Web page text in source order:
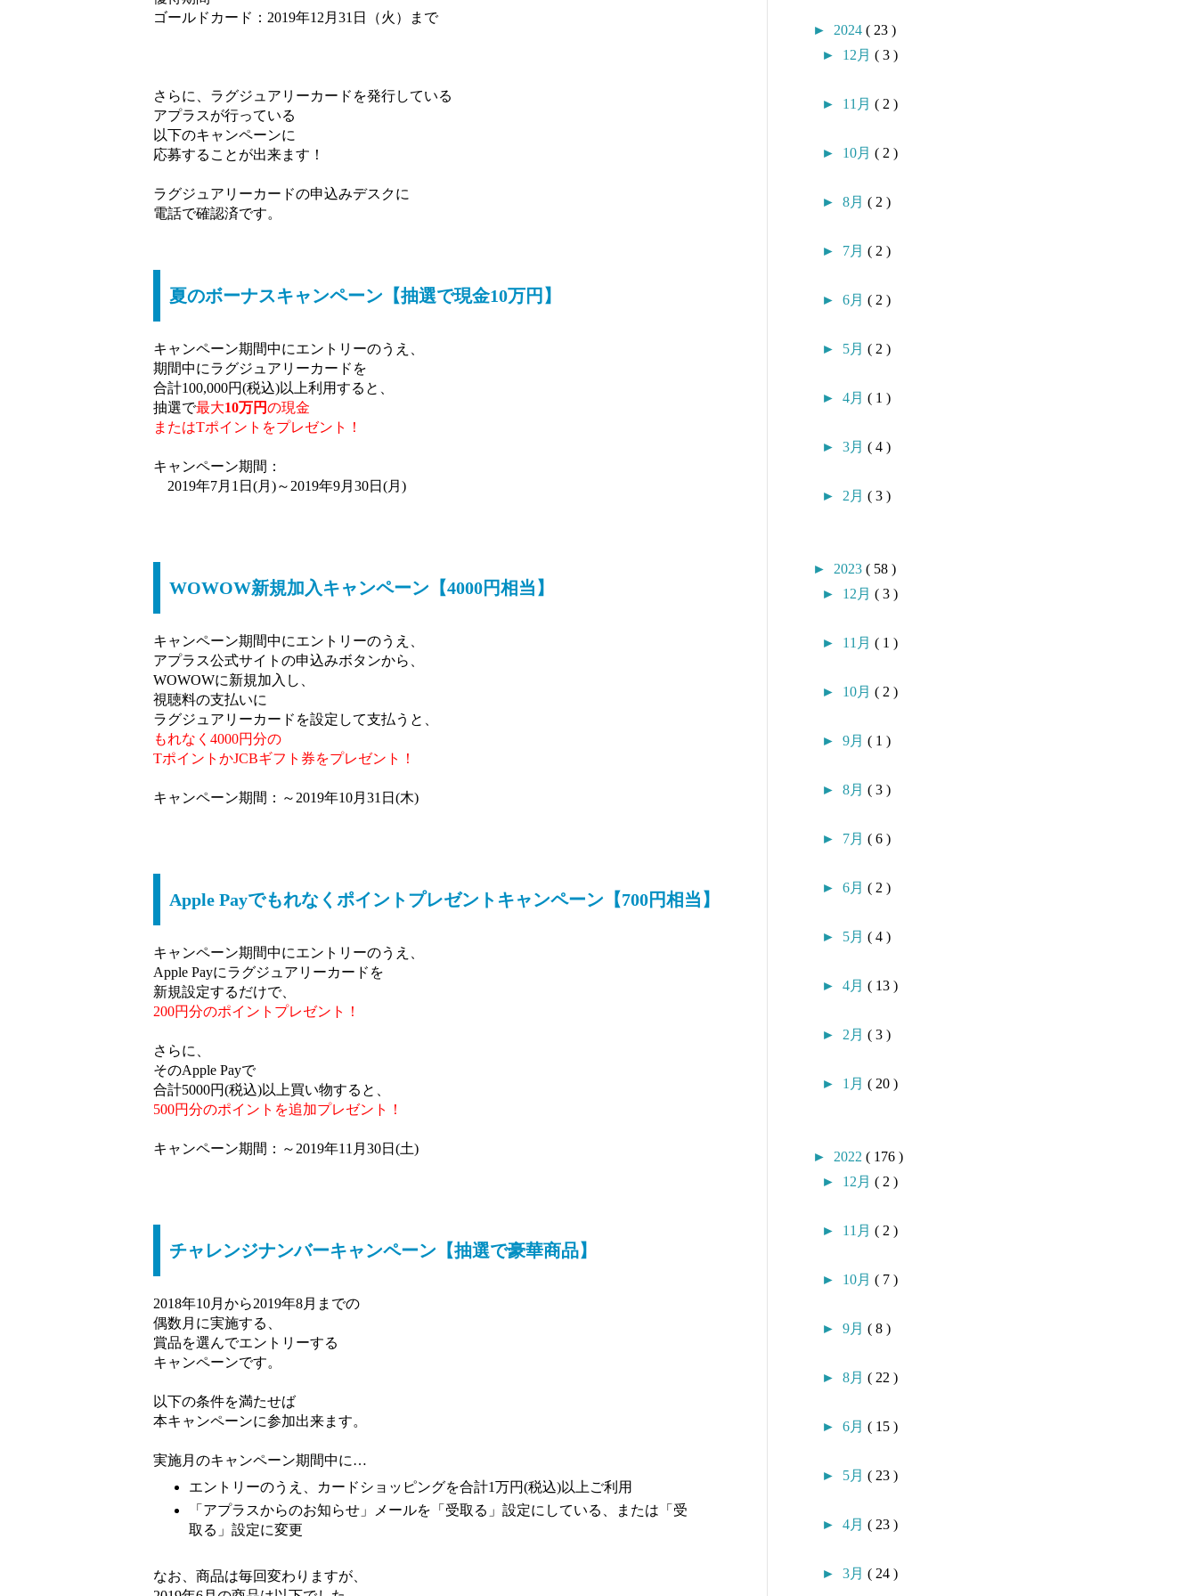
ゴールドカード：2019年12月31日（火）まで
さらに、ラグジュアリーカードを発行している
アプラスが行っている
以下のキャンペーンに
応募することが出来ます！
ラグジュアリーカードの申込みデスクに
電話で確認済です。
夏のボーナスキャンペーン【抽選で現金10万円】
キャンペーン期間中にエントリーのうえ、
期間中にラグジュアリーカードを
合計100,000円(税込)以上利用すると、
抽選で最大10万円の現金
またはTポイントをプレゼント！
キャンペーン期間：
2019年7月1日(月)～2019年9月30日(月)
WOWOW新規加入キャンペーン【4000円相当】
キャンペーン期間中にエントリーのうえ、
アプラス公式サイトの申込みボタンから、
WOWOWに新規加入し、
視聴料の支払いに
ラグジュアリーカードを設定して支払うと、
もれなく4000円分の
TポイントかJCBギフト券をプレゼント！
キャンペーン期間：～2019年10月31日(木)
Apple Payでもれなくポイントプレゼントキャンペーン【700円相当】
キャンペーン期間中にエントリーのうえ、
Apple Payにラグジュアリーカードを
新規設定するだけで、
200円分のポイントプレゼント！
さらに、
そのApple Payで
合計5000円(税込)以上買い物すると、
500円分のポイントを追加プレゼント！
キャンペーン期間：～2019年11月30日(土)
チャレンジナンバーキャンペーン【抽選で豪華商品】
2018年10月から2019年8月までの
偶数月に実施する、
賞品を選んでエントリーする
キャンペーンです。
以下の条件を満たせば
本キャンペーンに参加出来ます。
実施月のキャンペーン期間中に…
エントリーのうえ、カードショッピングを合計1万円(税込)以上ご利用
「アプラスからのお知らせ」メールを「受取る」設定にしている、または「受
取る」設定に変更
なお、商品は毎回変わりますが、
► 2024 ( 23 )
► 12月 ( 3 )
► 11月 ( 2 )
► 10月 ( 2 )
► 8月 ( 2 )
► 7月 ( 2 )
► 6月 ( 2 )
► 5月 ( 2 )
► 4月 ( 1 )
► 3月 ( 4 )
► 2月 ( 3 )
► 2023 ( 58 )
► 12月 ( 3 )
► 11月 ( 1 )
► 10月 ( 2 )
► 9月 ( 1 )
► 8月 ( 3 )
► 7月 ( 6 )
► 6月 ( 2 )
► 5月 ( 4 )
► 4月 ( 13 )
► 2月 ( 3 )
► 1月 ( 20 )
► 2022 ( 176 )
► 12月 ( 2 )
► 11月 ( 2 )
► 10月 ( 7 )
► 9月 ( 8 )
► 8月 ( 22 )
► 6月 ( 15 )
► 5月 ( 23 )
► 4月 ( 23 )
► 3月 ( 24 )